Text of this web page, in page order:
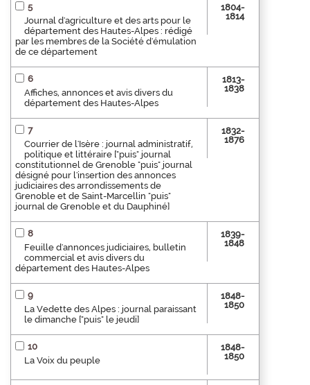
5
Journal d'agriculture et des arts pour le
département des Hautes-Alpes : rédigé
par les membres de la Société d'émulation
de ce département
1804-
1814
6
Affiches, annonces et avis divers du
département des Hautes-Alpes
1813-
1838
7
Courrier de l'Isère : journal administratif,
politique et littéraire ["puis" journal
constitutionnel de Grenoble "puis" journal
désigné pour l'insertion des annonces
judiciaires des arrondissements de
Grenoble et de Saint-Marcellin "puis"
journal de Grenoble et du Dauphiné]
1832-
1876
8
Feuille d'annonces judiciaires, bulletin
commercial et avis divers du
département des Hautes-Alpes
1839-
1848
9
La Vedette des Alpes : journal paraissant
le dimanche ["puis" le jeudi]
1848-
1850
10
La Voix du peuple
1848-
1850